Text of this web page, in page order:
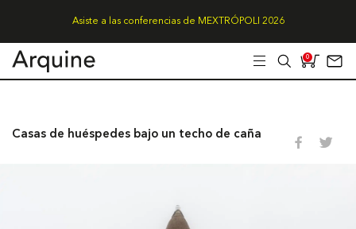
Asiste a las conferencias de MEXTRÓPOLI 2026
0
Casas de huéspedes bajo un techo de caña